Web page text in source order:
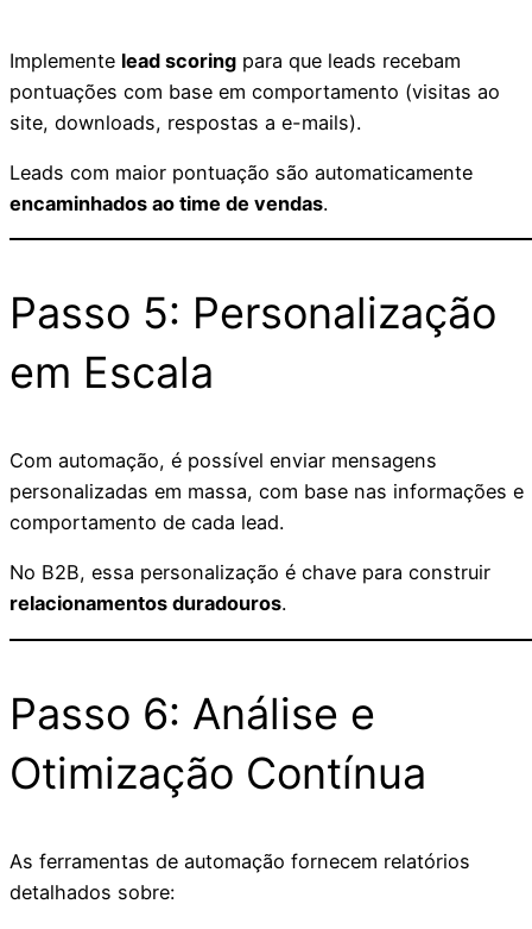
Implemente lead scoring para que leads recebam
pontuações com base em comportamento (visitas ao
site, downloads, respostas a e-mails).
Leads com maior pontuação são automaticamente
encaminhados ao time de vendas.
Passo 5: Personalização
em Escala
Com automação, é possível enviar mensagens
personalizadas em massa, com base nas informações e
comportamento de cada lead.
No B2B, essa personalização é chave para construir
relacionamentos duradouros.
Passo 6: Análise e
Otimização Contínua
As ferramentas de automação fornecem relatórios
detalhados sobre: